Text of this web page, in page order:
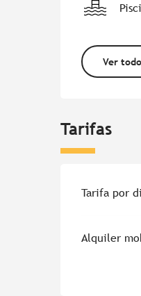
Ver
Tarifas
Tarifas
Tarifa por
Alquiler